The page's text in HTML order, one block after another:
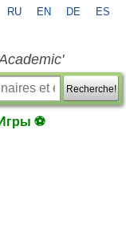
RU EN DE ES
Recherche!
Игры ⚽